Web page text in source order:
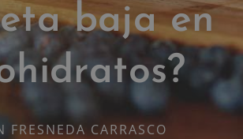
baja en
FRESNEDA CARRASCO